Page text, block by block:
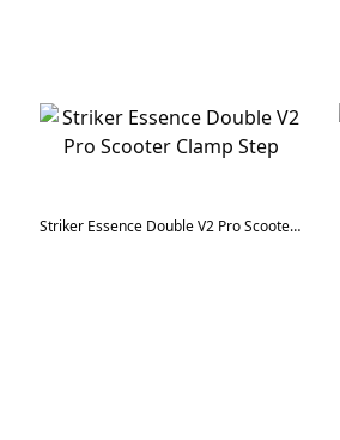
Striker Essence Double V2 Pro Scooter Clamp Step